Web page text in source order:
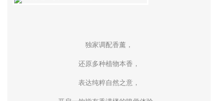
独家调配香薰，
还原多种植物本香，
表达纯粹自然之意，